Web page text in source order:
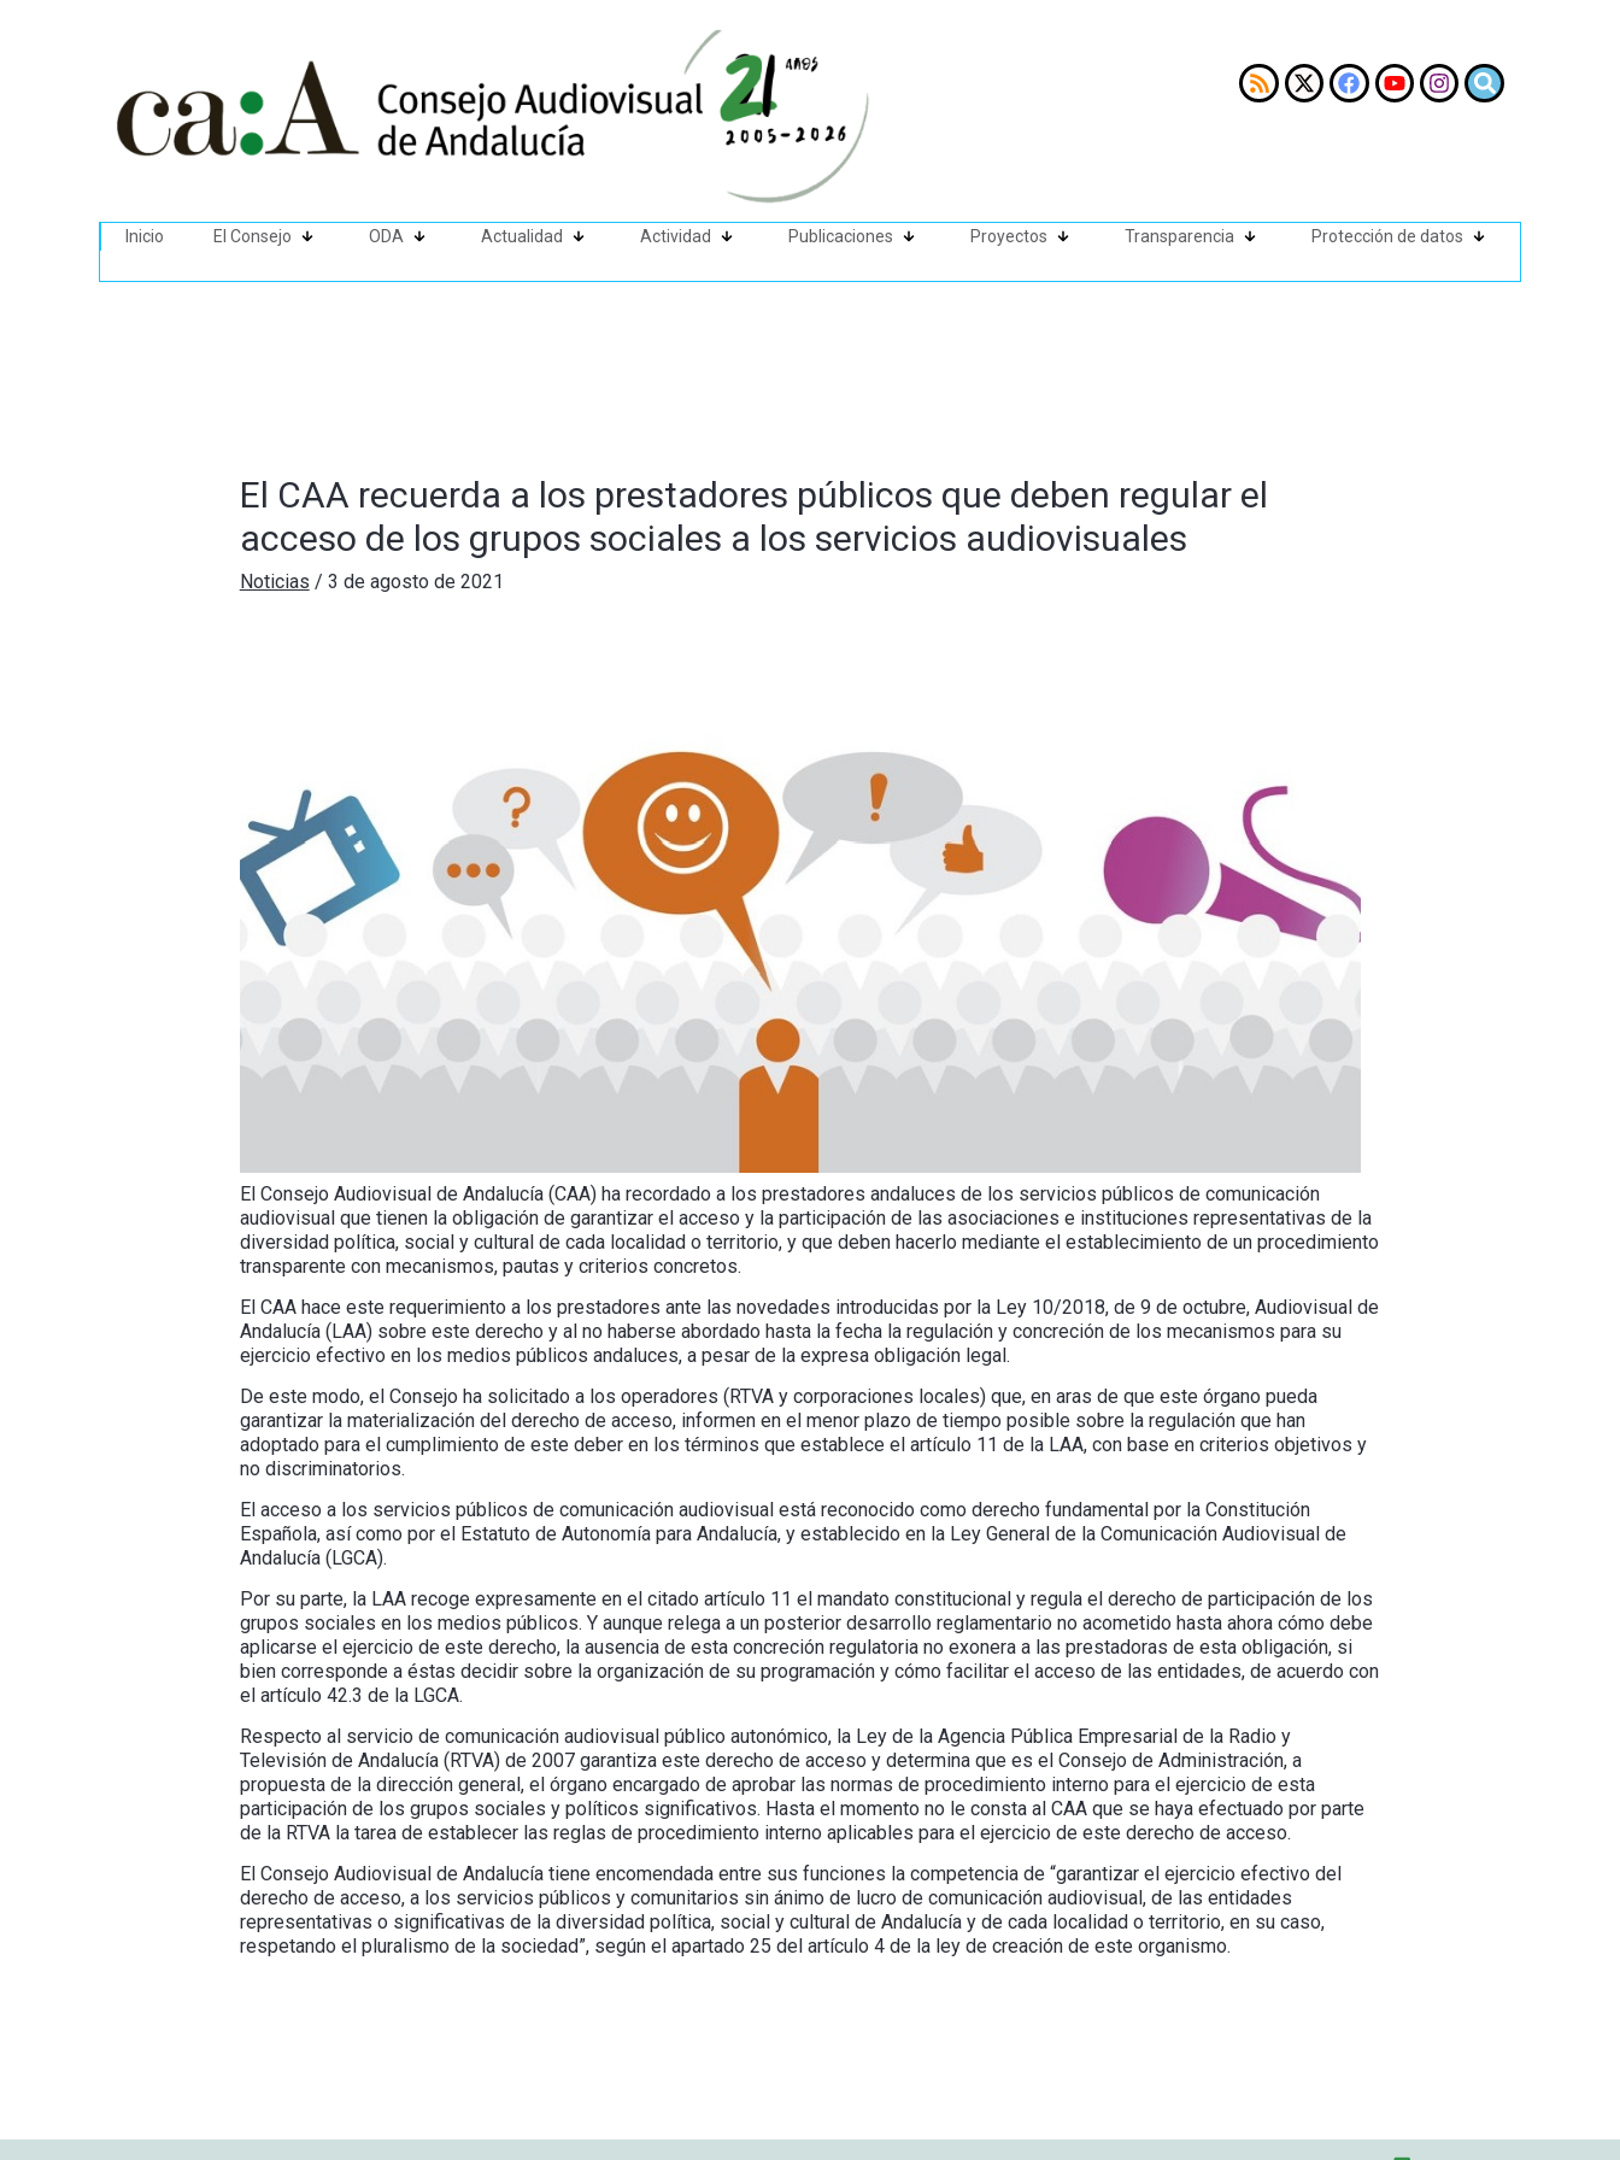
Inicio El Consejo ODA Actualidad Actividad Publicaciones Proyectos Transparencia Protección de datos
El CAA recuerda a los prestadores públicos que deben regular el
acceso de los grupos sociales a los servicios audiovisuales
Noticias / 3 de agosto de 2021
El Consejo Audiovisual de Andalucía (CAA) ha recordado a los prestadores andaluces de los servicios públicos de comunicación
audiovisual que tienen la obligación de garantizar el acceso y la participación de las asociaciones e instituciones representativas de la
diversidad política, social y cultural de cada localidad o territorio, y que deben hacerlo mediante el establecimiento de un procedimiento
transparente con mecanismos, pautas y criterios concretos.
El CAA hace este requerimiento a los prestadores ante las novedades introducidas por la Ley 10/2018, de 9 de octubre, Audiovisual de
Andalucía (LAA) sobre este derecho y al no haberse abordado hasta la fecha la regulación y concreción de los mecanismos para su
ejercicio efectivo en los medios públicos andaluces, a pesar de la expresa obligación legal.
De este modo, el Consejo ha solicitado a los operadores (RTVA y corporaciones locales) que, en aras de que este órgano pueda
garantizar la materialización del derecho de acceso, informen en el menor plazo de tiempo posible sobre la regulación que han
adoptado para el cumplimiento de este deber en los términos que establece el artículo 11 de la LAA, con base en criterios objetivos y
no discriminatorios.
El acceso a los servicios públicos de comunicación audiovisual está reconocido como derecho fundamental por la Constitución
Española, así como por el Estatuto de Autonomía para Andalucía, y establecido en la Ley General de la Comunicación Audiovisual de
Andalucía (LGCA).
Por su parte, la LAA recoge expresamente en el citado artículo 11 el mandato constitucional y regula el derecho de participación de los
grupos sociales en los medios públicos. Y aunque relega a un posterior desarrollo reglamentario no acometido hasta ahora cómo debe
aplicarse el ejercicio de este derecho, la ausencia de esta concreción regulatoria no exonera a las prestadoras de esta obligación, si
bien corresponde a éstas decidir sobre la organización de su programación y cómo facilitar el acceso de las entidades, de acuerdo con
el artículo 42.3 de la LGCA.
Respecto al servicio de comunicación audiovisual público autonómico, la Ley de la Agencia Pública Empresarial de la Radio y
Televisión de Andalucía (RTVA) de 2007 garantiza este derecho de acceso y determina que es el Consejo de Administración, a
propuesta de la dirección general, el órgano encargado de aprobar las normas de procedimiento interno para el ejercicio de esta
participación de los grupos sociales y políticos significativos. Hasta el momento no le consta al CAA que se haya efectuado por parte
de la RTVA la tarea de establecer las reglas de procedimiento interno aplicables para el ejercicio de este derecho de acceso.
El Consejo Audiovisual de Andalucía tiene encomendada entre sus funciones la competencia de “garantizar el ejercicio efectivo del
derecho de acceso, a los servicios públicos y comunitarios sin ánimo de lucro de comunicación audiovisual, de las entidades
representativas o significativas de la diversidad política, social y cultural de Andalucía y de cada localidad o territorio, en su caso,
respetando el pluralismo de la sociedad”, según el apartado 25 del artículo 4 de la ley de creación de este organismo.